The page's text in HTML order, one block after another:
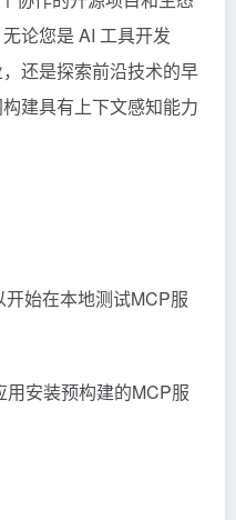
论您是 AI 工具开发
还是探索前沿技术的早
建具有上下文感知能力
始在本地测试MCP服
安装预构建的MCP服